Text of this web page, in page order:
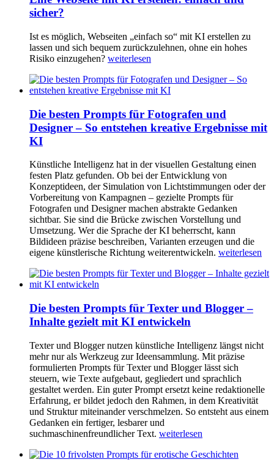
sicher?
Ist es möglich, Webseiten „einfach so“ mit KI erstellen zu
lassen und sich bequem zurückzulehnen, ohne ein hohes
Risiko einzugehen? weiterlesen
Die besten Prompts für Fotografen und
Designer – So entstehen kreative Ergebnisse mit
KI
Künstliche Intelligenz hat in der visuellen Gestaltung einen
festen Platz gefunden. Ob bei der Entwicklung von
Konzeptideen, der Simulation von Lichtstimmungen oder der
Vorbereitung von Kampagnen – gezielte Prompts für
Fotografen und Designer machen abstrakte Gedanken
sichtbar. Sie sind die Brücke zwischen Vorstellung und
Umsetzung. Wer die Sprache der KI beherrscht, kann
Bildideen präzise beschreiben, Varianten erzeugen und die
eigene künstlerische Richtung weiterentwickeln. weiterlesen
Die besten Prompts für Texter und Blogger –
Inhalte gezielt mit KI entwickeln
Texter und Blogger nutzen künstliche Intelligenz längst nicht
mehr nur als Werkzeug zur Ideensammlung. Mit präzise
formulierten Prompts für Texter und Blogger lässt sich
steuern, wie Texte aufgebaut, gegliedert und sprachlich
gestaltet werden. Ein guter Prompt ersetzt keine redaktionelle
Erfahrung, er bildet jedoch den Rahmen, in dem Kreativität
und Struktur miteinander verschmelzen. So entsteht aus einem
Gedanken ein fertiger, lesbarer und
suchmaschinenfreundlicher Text. weiterlesen